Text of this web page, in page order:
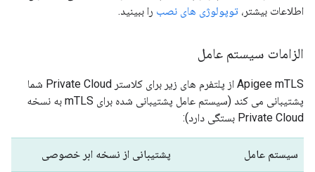
اطلاعات بیشتر، توپولوژی های نصب را ببینید.
الزامات سیستم عامل
Apigee mTLS از پلتفرم های زیر برای کلاستر Private Cloud شما
پشتیبانی می کند (سیستم عامل پشتیبانی شده برای mTLS به نسخه
Private Cloud بستگی دارد):
سیستم عامل پشتیبانی از نسخه ابر خصوصی